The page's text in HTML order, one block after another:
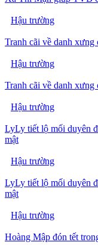
Hậu trường
Tranh cãi về danh xưng
Hậu trường
Tranh cãi về danh xưng
Hậu trường
LyLy tiết lộ mối duyên
mật
Hậu trường
LyLy tiết lộ mối duyên
mật
Hậu trường
Hoàng Mập đón tết